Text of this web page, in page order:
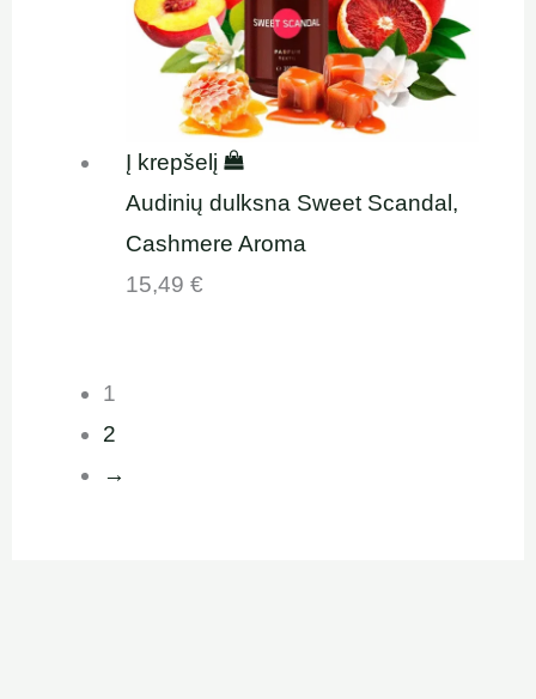
Į krepšelį
Audinių dulksna Sweet Scandal,
Cashmere Aroma
15,49€
1
2
→